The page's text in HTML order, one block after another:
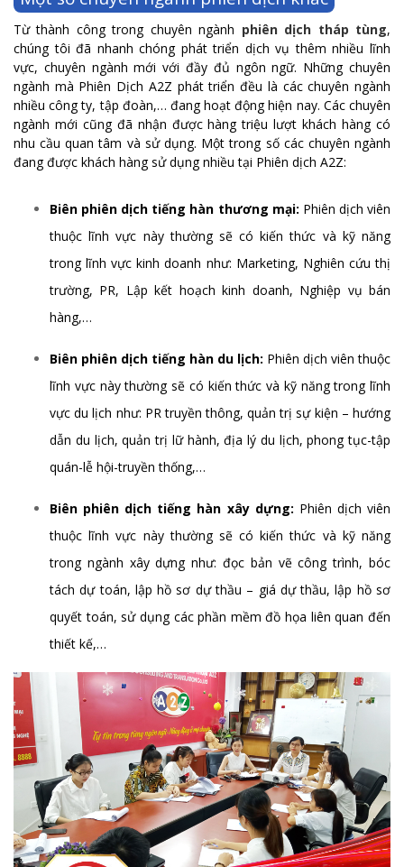
Từ thành công trong chuyên ngành phiên dịch tháp tùng,
chúng tôi đã nhanh chóng phát triển dịch vụ thêm nhiều lĩnh
vực, chuyên ngành mới với đầy đủ ngôn ngữ. Những chuyên
ngành mà Phiên Dịch A2Z phát triển đều là các chuyên ngành
nhiều công ty, tập đoàn,… đang hoạt động hiện nay. Các chuyên
ngành mới cũng đã nhận được hàng triệu lượt khách hàng có
nhu cầu quan tâm và sử dụng. Một trong số các chuyên ngành
đang được khách hàng sử dụng nhiều tại Phiên dịch A2Z:
Biên phiên dịch tiếng hàn thương mại: Phiên dịch viên
thuộc lĩnh vực này thường sẽ có kiến thức và kỹ năng
trong lĩnh vực kinh doanh như: Marketing, Nghiên cứu thị
trường, PR, Lập kết hoạch kinh doanh, Nghiệp vụ bán
hàng,…
Biên phiên dịch tiếng hàn du lịch: Phiên dịch viên thuộc
lĩnh vực này thường sẽ có kiến thức và kỹ năng trong lĩnh
vực du lịch như: PR truyền thông, quản trị sự kiện – hướng
dẫn du lịch, quản trị lữ hành, địa lý du lịch, phong tục-tập
quán-lễ hội-truyền thống,…
Biên phiên dịch tiếng hàn xây dựng: Phiên dịch viên
thuộc lĩnh vực này thường sẽ có kiến thức và kỹ năng
trong ngành xây dựng như: đọc bản vẽ công trình, bóc
tách dự toán, lập hồ sơ dự thầu – giá dự thầu, lập hồ sơ
quyết toán, sử dụng các phần mềm đồ họa liên quan đến
thiết kế,…